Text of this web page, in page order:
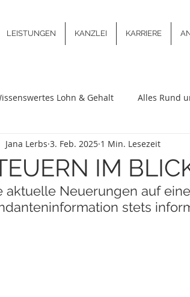
LEISTUNGEN KANZLEI KARRIERE
Lohn & Gehalt Alles Rund
IM
Jana Lerbs 3. Feb. 2025 1 Min. Lesezeit
aktuelle Neuerungen auf
stets